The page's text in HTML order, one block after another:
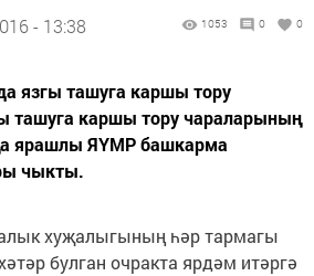
- 13:38 1053 0 0
язгы ташуга каршы тору
ташуга каршы тору чараларының
ярашлы ЯҮМР башкарма
чыкты.
хуҗалыгының һәр тармагы
булган очракта ярдәм итәргә